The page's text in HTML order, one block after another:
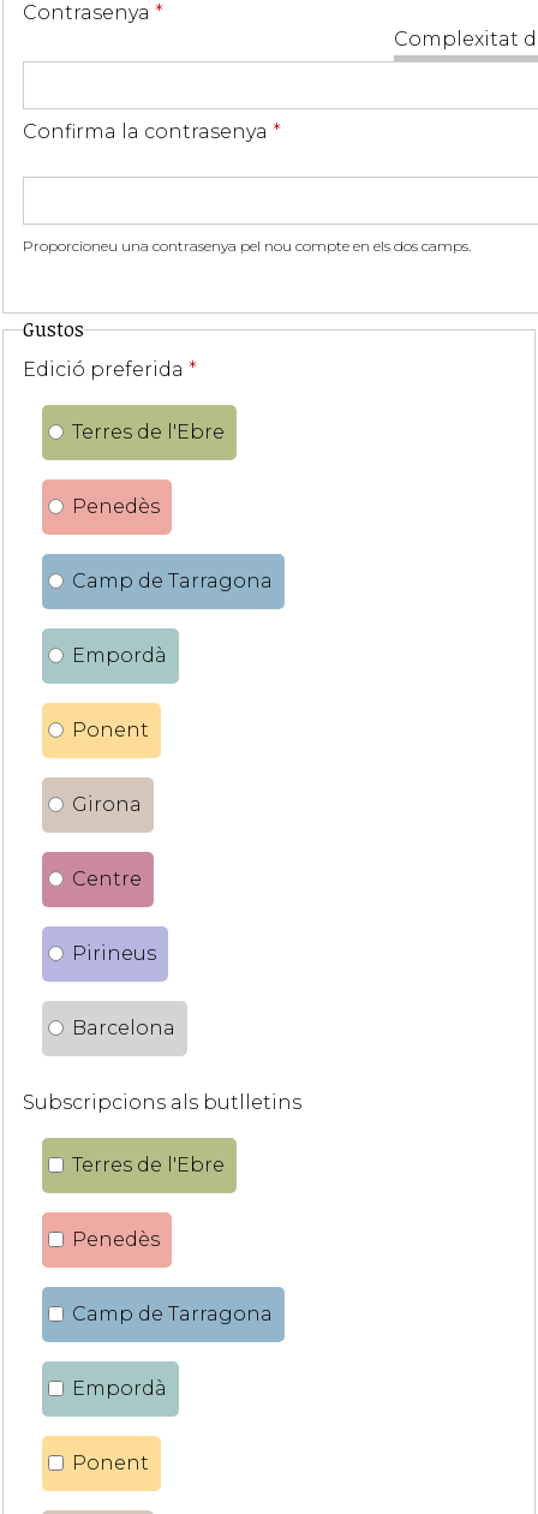
Complexitat
Contrasenya *
Confirma la contrasenya *
Proporcioneu una contrasenya pel nou compte en els dos camps.
Gustos
Edició preferida *
Terres de l'Ebre
Penedès
Camp de Tarragona
Empordà
Ponent
Girona
Centre
Pirineus
Barcelona
Subscripcions als butlletins
Terres de l'Ebre
Penedès
Camp de Tarragona
Empordà
Ponent